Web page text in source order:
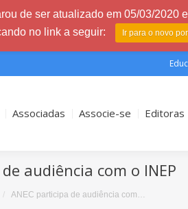
Associadas Associe-se Editoras
audiência com o INEP
ANEC participa de audiência com…
de ser atualizado em 05/03/2020
no link a seguir:
Ir para o novo